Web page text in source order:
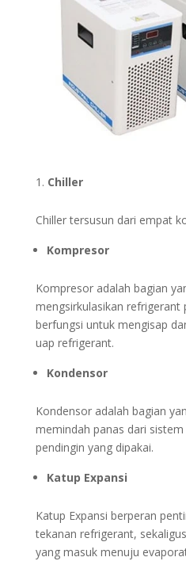
Chiller
Chiller tersusun dari empat
Kompresor
Kompresor adalah bagian
mengsirkulasikan refrigerant
berfungsi untuk mengisap
uap refrigerant.
Kondensor
Kondensor adalah bagian
memindah panas dari
pendingin yang dipakai.
Katup Expansi
Katup Expansi berperan
tekanan refrigerant,
yang masuk menuju